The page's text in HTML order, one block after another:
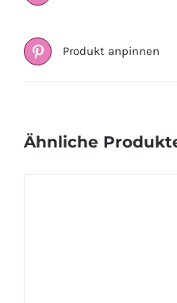
Produkt anpinnen
Ähnliche